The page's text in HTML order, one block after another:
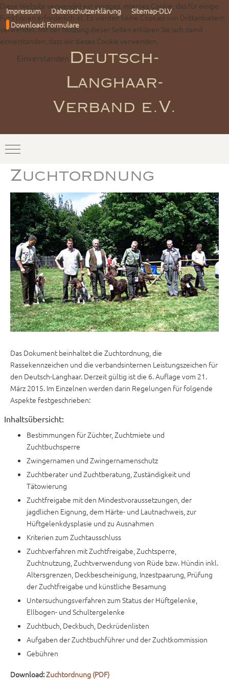
Impressum Datenschutzerklärung
Sitemap-DLV
Download: Formulare
Deutsch-
Langhaar-
Verband e.V.
Mobile Menu Toggle
Zuchtordnung
Das Dokument beinhaltet die Zuchtordnung, die
Rassekennzeichen und die verbandsinternen Leistungszeichen für
den Deutsch-Langhaar. Derzeit gültig ist die 6. Auflage vom 21.
März 2015. Im Einzelnen werden darin Regelungen für folgende
Aspekte festgeschrieben:
Inhaltsübersicht:
Bestimmungen für Züchter, Zuchtmiete und
Zuchtbuchsperre
Zwingernamen und Zwingernamenschutz
Zuchtberater und Zuchtberatung, Zuständigkeit und
Tätowierung
Zuchtfreigabe mit den Mindestvoraussetzungen, der
jagdlichen Eignung, dem Härte- und Lautnachweis, zur
Hüftgelenkdysplasie und zu Ausnahmen
Kriterien zum Zuchtausschluss
Zuchtverfahren mit Zuchtfreigabe, Zuchtsperre,
Zuchtnutzung, Zuchtverwendung von Rüde bzw. Hündin inkl.
Altersgrenzen, Deckbescheinigung, Inzestpaarung, Prüfung
der Zuchtfreigabe und künstliche Besamung
Untersuchungsverfahren zum Status der Hüftgelenke,
Ellbogen- und Schultergelenke
Zuchtbuch, Deckbuch, Deckrüdenlisten
Aufgaben der Zuchtbuchführer und der Zuchtkommission
Gebühren
Download:Zuchtordnung (PDF)
Diese Website verwendet ein einziges, internes Cookie, das für einige
Funktionen erforderlich ist. Es werden keine Cookies von Drittanbietern
verwendet. Mit der Nutzung dieser Seiten erklären Sie sich damit
einverstanden, dass wir dieses Cookie verwenden.
Einverstanden